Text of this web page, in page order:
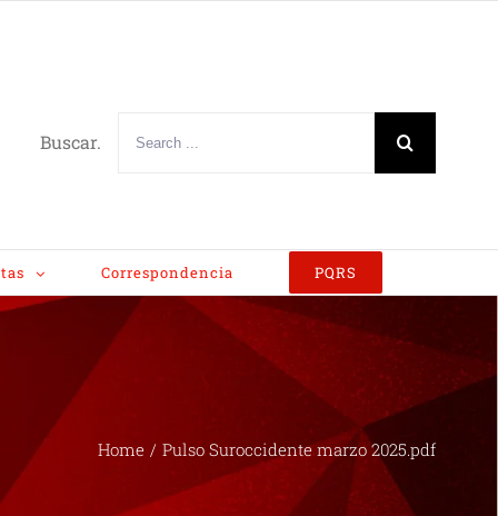
Buscar.
Correspondencia PQRS
Home / Pulso Suroccidente marzo 2025.pdf